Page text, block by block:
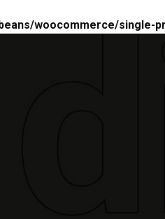
woocommerce/single-